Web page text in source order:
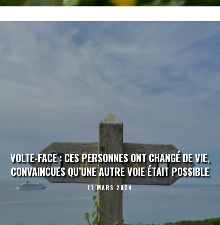
VOLTE-FACE : CES PERSONNES ONT CHANGÉ DE VIE,
CONVAINCUES QU’UNE AUTRE VOIE ÉTAIT POSSIBLE
11 MARS 2024